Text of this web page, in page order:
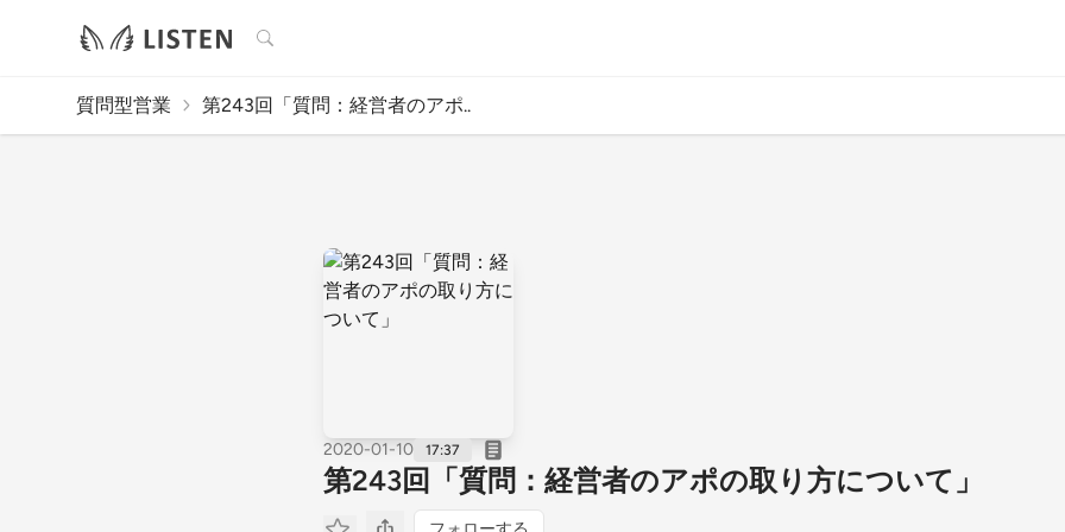
検索
質問型営業 第243回「質問：経営者のアポ..
2020-01-10 17:37
第243回「質問：経営者のアポの取り方について」